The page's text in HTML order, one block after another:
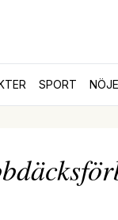
SPORT NÖJE